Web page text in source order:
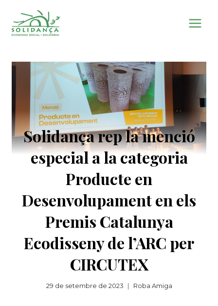
contingut
Solidança rep la menció
especial a la categoria
Producte en
Desenvolupament en els
Premis Catalunya
Ecodisseny de l’ARC per
CIRCUTEX
29 de setembre de 2023 Roba Amiga